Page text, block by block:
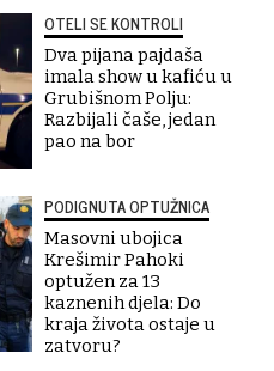
OTELI SE KONTROLI
Dva pijana pajdaša
imala show u kafiću u
Grubišnom Polju:
Razbijali čaše, jedan
pao na bor
PODIGNUTA OPTUŽNICA
Masovni ubojica
Krešimir Pahoki
optužen za 13
kaznenih djela: Do
kraja života ostaje u
zatvoru?